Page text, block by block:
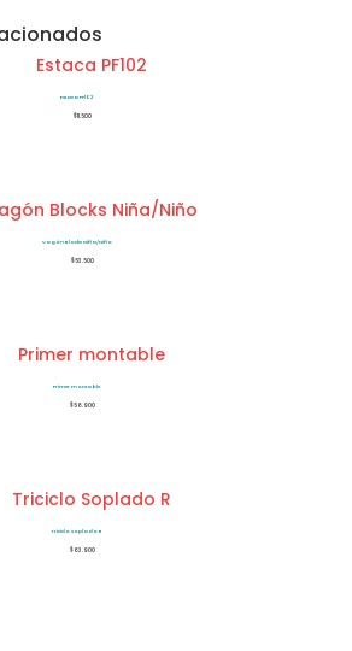
Estaca PF102
$11.500
Vagón Blocks Niña/Niño
$53.500
Primer montable
$56.900
Triciclo Soplado R
$63.900